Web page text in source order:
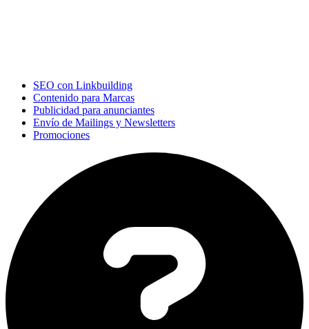
SEO con Linkbuilding
Contenido para Marcas
Publicidad para anunciantes
Envío de Mailings y Newsletters
Promociones